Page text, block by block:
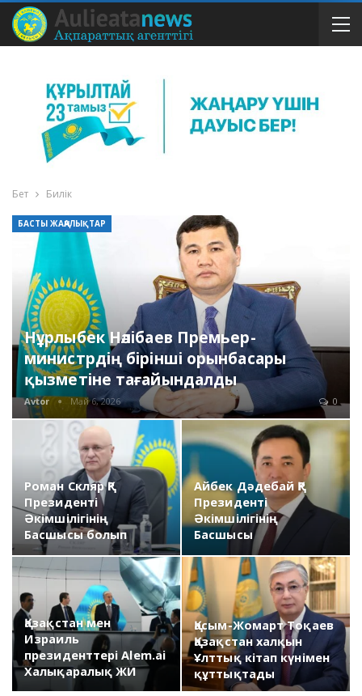
Бет Билік
БАСТЫ ЖАҢАЛЫҚТАР
Нұрлыбек Нәлібаев Премьер-
министрдің бірінші орынбасары
қызметіне тағайындалды
Avtor Май 6, 2026 0
Роман Скляр ҚР
Президенті
Әкімшілігінің
Басшысы болып
тағайындалды
Айбек Дәдебай ҚР
Президенті
Әкімшілігінің
Басшысы
лауазымынан…
Қазақстан мен
Израиль
президенттері Alem.ai
Халықаралық ЖИ
орталығына…
Қасым-Жомарт Тоқаев
Қазақстан халқын
Ұлттық кітап күнімен
құттықтады